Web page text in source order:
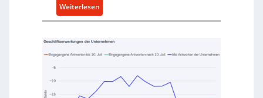
a
I
Weiterlesen:
M
t
h
e